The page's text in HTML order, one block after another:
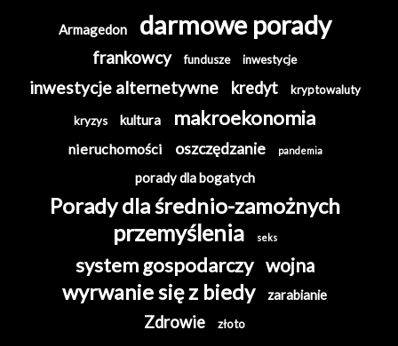
Armagedon darmowe porady
frankowcy fundusze inwestycje
inwestycje alternetywne kredyt kryptowaluty
kryzys kultura makroekonomia
nieruchomości oszczędzanie pandemia
porady dla bogatych
Porady dla średnio-zamożnych
przemyślenia seks
system gospodarczy wojna
wyrwanie się z biedy zarabianie
Zdrowie złoto